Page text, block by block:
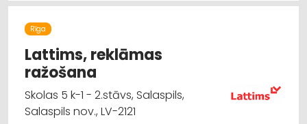
Rīga
Lattims, reklāmas
ražošana
Skolas 5 k-1 - 2.stāvs, Salaspils,
Salaspils nov., LV-2121